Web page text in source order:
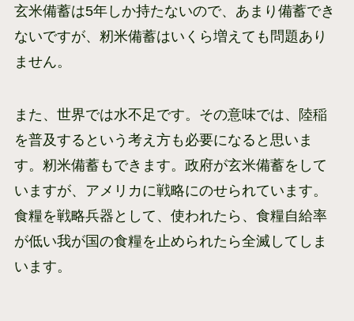
玄米備蓄は5年しか持たないので、あまり備蓄でき
ないですが、籾米備蓄はいくら増えても問題あり
ません。
また、世界では水不足です。その意味では、陸稲
を普及するという考え方も必要になると思いま
す。籾米備蓄もできます。政府が玄米備蓄をして
いますが、アメリカに戦略にのせられています。
食糧を戦略兵器として、使われたら、食糧自給率
が低い我が国の食糧を止められたら全滅してしま
います。